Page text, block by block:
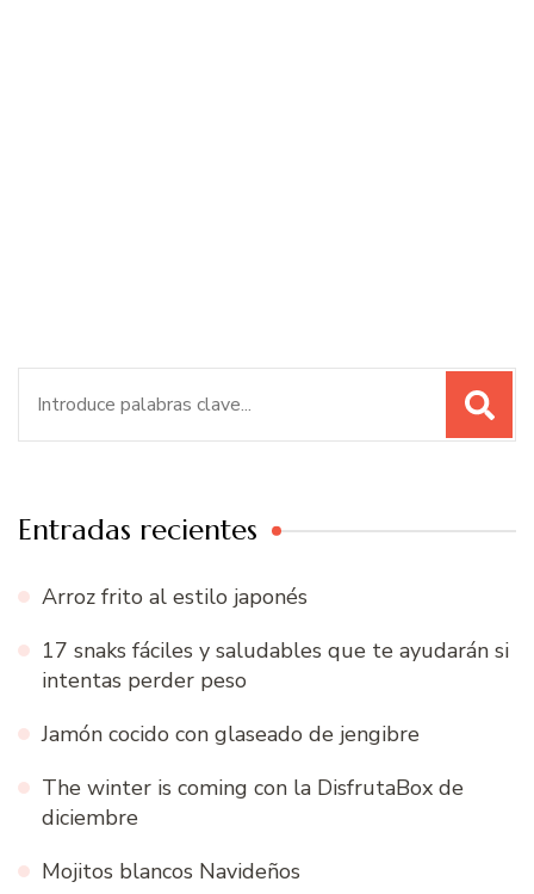
Entradas recientes
Arroz frito al estilo japonés
17 snaks fáciles y saludables que te ayudarán si
intentas perder peso
Jamón cocido con glaseado de jengibre
The winter is coming con la DisfrutaBox de
diciembre
Mojitos blancos Navideños